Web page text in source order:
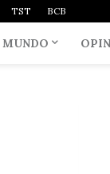
TST BCB
MUNDO